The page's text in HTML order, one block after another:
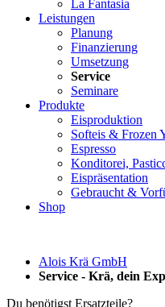
La Fantasia
Leistungen
Planung
Finanzierung
Umsetzung
Service
Seminare
Produkte
Eisproduktion
Softeis & Frozen
Espresso
Konditorei,
Eispräsentation
Gebraucht &
Shop
Alois Krä GmbH
Service - Krä, dein
Du benötigst Ersatzteile?